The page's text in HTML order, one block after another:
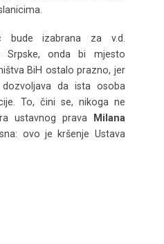
bude izabrana za v.d.
Srpske, onda bi mjesto
BiH ostalo prazno, jer
da ista osoba
To, čini se, nikoga ne
ustavnog prava
Milana
ovo je kršenje Ustava